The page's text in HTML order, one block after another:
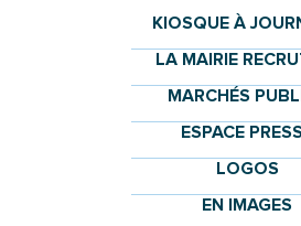
KIOSQUE À
LA MAIRIE
MARCHÉS
ESPACE
LOGOS
EN IMAGES